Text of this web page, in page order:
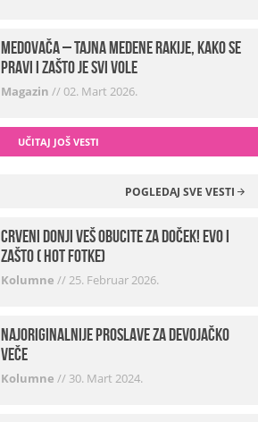
Medovača – tajna medene rakije, kako se
pravi i zašto je svi vole
Magazin //02. Mart 2026.
UČITAJ JOŠ VESTI
POGLEDAJ SVE VESTI
Crveni donji veš obucite za doček! Evo i
zašto ( hot fotke)
Kolumne //25. Februar 2026.
Najoriginalnije proslave za devojačko
veče
Kolumne // 30. Mart 2024.